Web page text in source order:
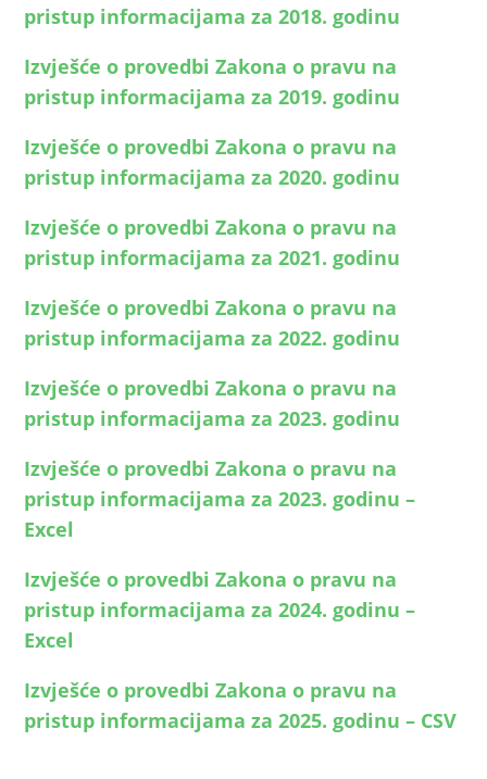
pristup informacijama za 2018. godinu
Izvješće o provedbi Zakona o pravu na
pristup informacijama za 2019. godinu
Izvješće o provedbi Zakona o pravu na
pristup informacijama za 2020. godinu
Izvješće o provedbi Zakona o pravu na
pristup informacijama za 2021. godinu
Izvješće o provedbi Zakona o pravu na
pristup informacijama za 2022. godinu
Izvješće o provedbi Zakona o pravu na
pristup informacijama za 2023. godinu
Izvješće o provedbi Zakona o pravu na
pristup informacijama za 2023. godinu –
Excel
Izvješće o provedbi Zakona o pravu na
pristup informacijama za 2024. godinu –
Excel
Izvješće o provedbi Zakona o pravu na
pristup informacijama za 2025. godinu – CSV